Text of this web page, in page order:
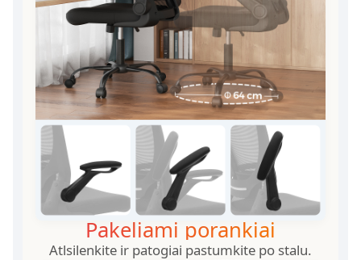
Pakeliami porankiai
Atlsilenkite ir patogiai pastumkite po stalu.